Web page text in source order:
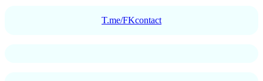
T.me/FKcontact